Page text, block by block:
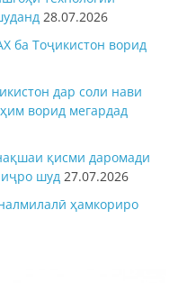
28.07.2026
ба Тоҷикистон ворид
дар соли нави
ворид мегардад
қисми даромади
иҷро шуд 27.07.2026
ҳамкориро